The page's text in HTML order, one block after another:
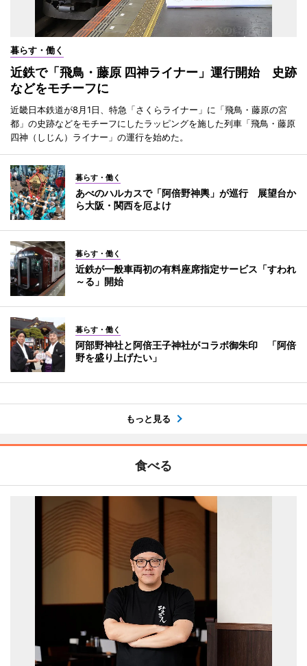
暮らす・働く
近鉄で「飛鳥・藤原 四神ライナー」運行開始 史跡
などをモチーフに
近畿日本鉄道が8月1日、特急「さくらライナー」に「飛鳥・藤原の宮
都」の史跡などをモチーフにしたラッピングを施した列車「飛鳥・藤原
四神（しじん）ライナー」の運行を始めた。
暮らす・働く
あべのハルカスで「阿倍野神輿」が巡行 展望台か
ら大阪・関西を厄よけ
暮らす・働く
近鉄が一般車両初の有料座席指定サービス「すわれ
～る」開始
暮らす・働く
阿部野神社と阿倍王子神社がコラボ御朱印 「阿倍
野を盛り上げたい」
もっと見る
食べる